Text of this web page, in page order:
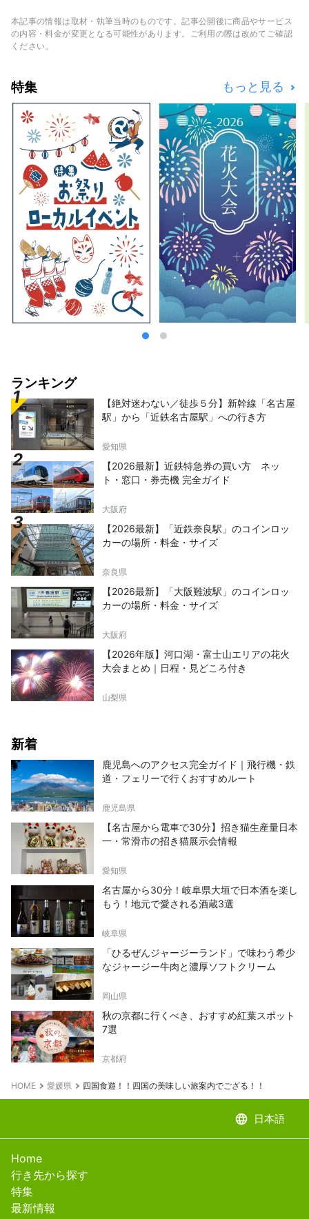
侍 三男:ミュージック侍 インディアン侍は、美
しい森の中で行うキャンプ体験が担当です。
い森や、美味しいBBQを、ゆっくりと楽しむ
ことができます！！ 是非一度、訪れてみてく
ださい！！ 一生忘れられないような体験をす
ることができますよ！！
本記事の情報は取材・執筆当時のものです。記事公開後に商品やサービス
の内容・料金が変更となる可能性があります。ご利用の際は改めてご確認
ください。
特集 もっと見る
ランキング
【絶対迷わない／徒歩５分】新幹線「名古屋
駅」から「近鉄名古屋駅」への行き方
愛知県
【2026最新】近鉄特急券の買い方 ネッ
ト・窓口・券売機 完全ガイド
大阪府
【2026最新】「近鉄奈良駅」のコインロッ
カーの場所・料金・サイズ
奈良県
【2026最新】「大阪難波駅」のコインロッ
カーの場所・料金・サイズ
大阪府
【2026年版】河口湖・富士山エリアの花火
大会まとめ｜日程・見どころ付き
山梨県
新着
鹿児島へのアクセス完全ガイド｜飛行機・鉄
道・フェリーで行くおすすめルート
鹿児島県
【名古屋から電車で30分】招き猫生産量日本
一・常滑市の招き猫展示会情報
愛知県
名古屋から30分！岐阜県大垣で日本酒を楽し
もう！地元で愛される酒蔵3選
岐阜県
「ひるぜんジャージーランド」で味わう希少
なジャージー牛肉と濃厚ソフトクリーム
岡山県
秋の京都に行くべき、おすすめ紅葉スポット
7選
京都府
HOME 愛媛県 四国食遊！！四国の美味しい旅案内でござる！！
language 日本語
Home
行き先から探す
特集
最新情報